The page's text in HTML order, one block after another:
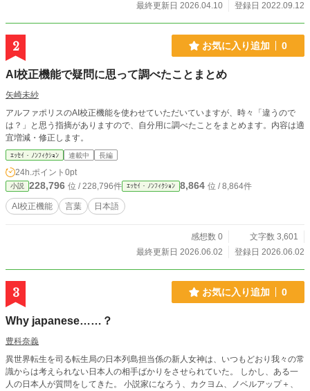
最終更新日 2026.04.10
登録日 2022.09.12
2 お気に入り追加 0
AI校正機能で疑問に思って調べたことまとめ
矢崎未紗
アルファポリスのAI校正機能を使わせていただいていますが、時々「違うので
は？」と思う指摘がありますので、自分用に調べたことをまとめます。内容は適
宜増減・修正します。
ｴｯｾｲ・ﾉﾝﾌｨｸｼｮﾝ 連載中 長編
24h.ポイント 0pt
小説 228,796 位 / 228,796件 ｴｯｾｲ・ﾉﾝﾌｨｸｼｮﾝ 8,864 位 / 8,864件
AI校正機能 言葉 日本語
感想数 0
文字数 3,601
最終更新日 2026.06.02
登録日 2026.06.02
3 お気に入り追加 0
Why japanese……？
豊科奈義
異世界転生を司る転生局の日本列島担当係の新人女神は、いつもどおり我々の常
識からは考えられない日本人の相手ばかりをさせられていた。 しかし、ある一
人の日本人が質問をしてきた。 小説家になろう、カクヨム、ノベルアップ＋、